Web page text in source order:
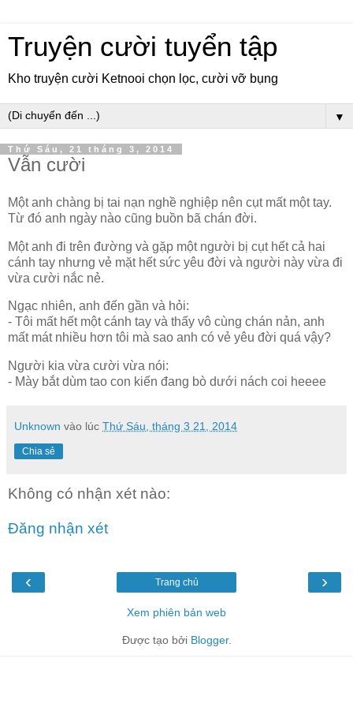
Truyện cười tuyển tập
Kho truyện cười Ketnooi chọn lọc, cười vỡ bụng
▼
Thứ Sáu, 21 tháng 3, 2014
Vẫn cười
Một anh chàng bị tai nạn nghề nghiệp nên cụt mất một tay.
Từ đó anh ngày nào cũng buồn bã chán đời.
Một anh đi trên đường và gặp một người bị cụt hết cả hai
cánh tay nhưng vẻ mặt hết sức yêu đời và người này vừa đi
vừa cười nắc nẻ.
Ngạc nhiên, anh đến gần và hỏi:
- Tôi mất hết một cánh tay và thấy vô cùng chán nản, anh
mất mát nhiều hơn tôi mà sao anh có vẻ yêu đời quá vậy?
Người kia vừa cười vừa nói:
- Mày bắt dùm tao con kiến đang bò dưới nách coi heeee
Unknown vào lúc Thứ Sáu, tháng 3 21, 2014
Chia sẻ
Không có nhận xét nào:
Đăng nhận xét
‹ ›
Trang chủ
Xem phiên bản web
Được tạo bởi Blogger.